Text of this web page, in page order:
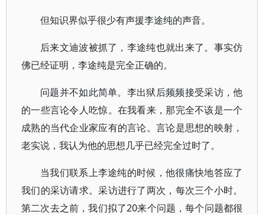
但知识界似乎很少有声援李途纯的声音。
后来文迪波被抓了，李途纯也就出来了。事实仿
佛已经证明，李途纯是完全正确的。
问题并不如此简单。李出狱后频频接受采访，他
的一些言论令人吃惊。在我看来，那完全不该是一个
成熟的当代企业家应有的言论。言论是思想的映射，
老实说，我认为他的思想几乎已经完全过时了。
当我们联系上李途纯的时候，他很痛快地答应了
我们的采访请求。采访进行了两次，每次三个小时。
第二次去之前，我们拟了20来个问题，每个问题都很